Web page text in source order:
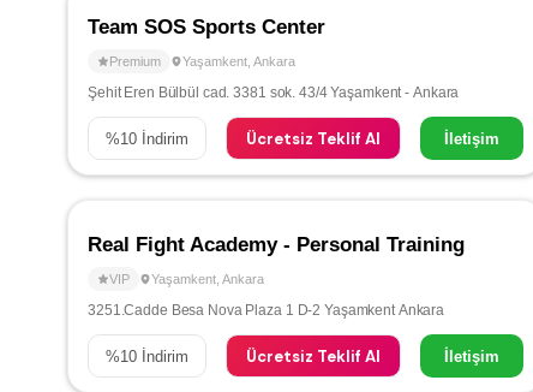
Team SOS Sports Center
Premium Yaşamkent Ankara
Şehit Eren Bülbül cad. 3381 sok. 43/4 Yaşamkent - Ankara
%10 İndirim Ücretsiz Teklif Al İletişim
Real Fight Academy - Personal Training
VIP Yaşamkent Ankara
3251.Cadde Besa Nova Plaza 1 D-2 Yaşamkent Ankara
%10 İndirim Ücretsiz Teklif Al İletişim